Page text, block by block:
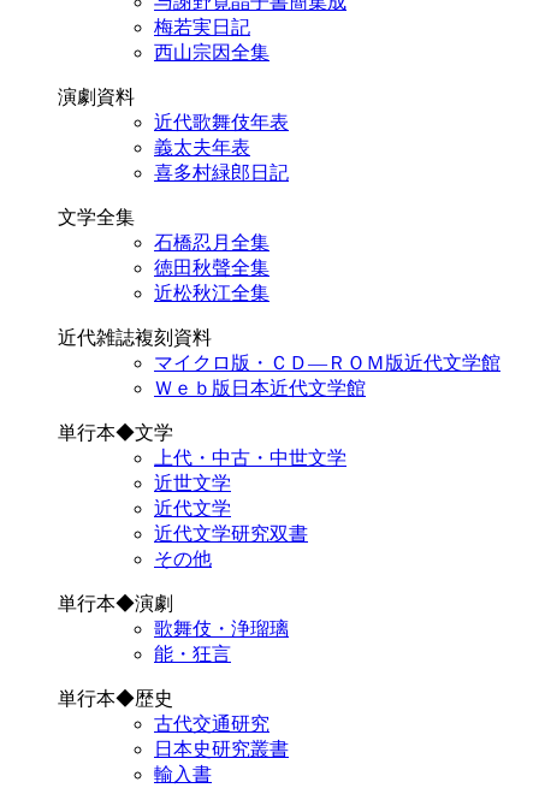
梅若実日記
西山宗因全集
演劇資料
近代歌舞伎年表
義太夫年表
喜多村緑郎日記
文学全集
石橋忍月全集
徳田秋聲全集
近松秋江全集
近代雑誌複刻資料
マイクロ版・ＣＤ―ＲＯＭ版近代文学館
Ｗｅｂ版日本近代文学館
単行本◆文学
上代・中古・中世文学
近世文学
近代文学
近代文学研究双書
その他
単行本◆演劇
歌舞伎・浄瑠璃
能・狂言
単行本◆歴史
古代交通研究
日本史研究叢書
輸入書